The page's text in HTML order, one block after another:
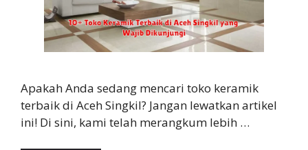
Apakah Anda sedang mencari toko keramik
terbaik di Aceh Singkil? Jangan lewatkan artikel
ini! Di sini, kami telah merangkum lebih …